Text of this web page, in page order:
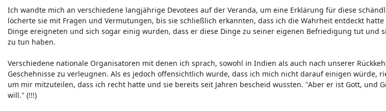
Ich wandte mich an verschiedene langjährige Devotees auf der Veranda, um eine Erklärung für diese
löcherte sie mit Fragen und Vermutungen, bis sie schließlich erkannten, dass ich die Wahrheit entdeckt
Dinge ereigneten und sich sogar einig wurden, dass er diese Dinge zu seiner eigenen Befriedigung tut und
zu tun haben.
Verschiedene nationale Organisatoren mit denen ich sprach, sowohl in Indien als auch nach unserer
Geschehnisse zu verleugnen. Als es jedoch offensichtlich wurde, dass ich mich nicht darauf einigen würde,
um mir mitzuteilen, dass ich recht hatte und sie bereits seit Jahren bescheid wussten. "Aber er ist Gott, und
will." (!!!)